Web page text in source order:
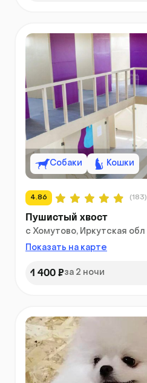
Собаки Кошки
4.86 (183)
Пушистый хвост
с Хомутово, Иркутская обл
Показать на карте
1 400 ₽за 2 ночи